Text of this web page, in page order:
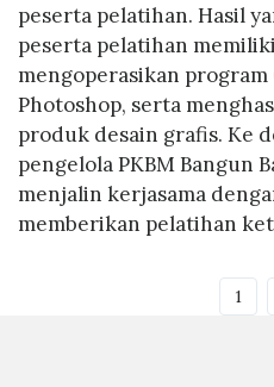
peserta pelatihan. Hasil
peserta pelatihan
mengoperasikan
Photoshop, serta
produk desain grafis. Ke
pengelola PKBM Bangun
menjalin kerjasama
memberikan pelatihan
1